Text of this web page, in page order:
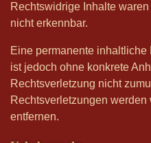
Rechtswidrige Inhalte
nicht erkennbar.
Eine permanente
ist jedoch ohne konkrete
Rechtsverletzung nicht
Rechtsverletzungen
entfernen.